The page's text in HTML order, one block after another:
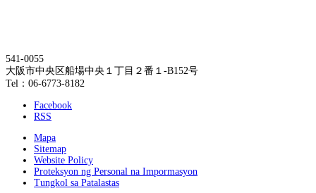
541-0055
大阪市中央区船場中央１丁目２番１-B152号
Tel：06-6773-8182
Facebook
RSS
Mapa
Sitemap
Website Policy
Proteksyon ng Personal na Impormasyon
Tungkol sa Patalastas